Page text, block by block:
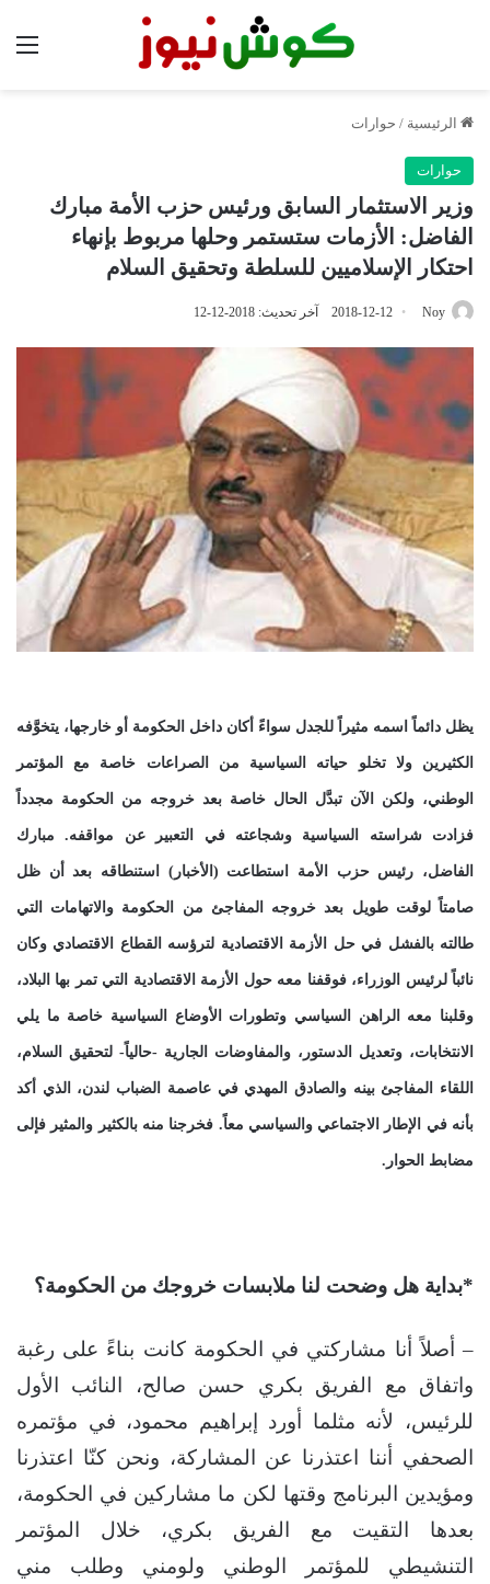
الرئيسية / حوارات
حوارات
وزير الاستثمار السابق ورئيس حزب الأمة مبارك
الفاضل: الأزمات ستستمر وحلها مربوط بإنهاء
احتكار الإسلاميين للسلطة وتحقيق السلام
Noy
2018-12-12 آخر تحديث: 2018-12-12
يظل دائماً اسمه مثيراً للجدل سواءً أكان داخل الحكومة أو خارجها، يتخوَّفه
الكثيرين ولا تخلو حياته السياسية من الصراعات خاصة مع المؤتمر
الوطني، ولكن الآن تبدَّل الحال خاصة بعد خروجه من الحكومة مجدداً
فزادت شراسته السياسية وشجاعته في التعبير عن مواقفه. مبارك
الفاضل، رئيس حزب الأمة استطاعت (الأخبار) استنطاقه بعد أن ظل
صامتاً لوقت طويل بعد خروجه المفاجئ من الحكومة والاتهامات التي
طالته بالفشل في حل الأزمة الاقتصادية لترؤسه القطاع الاقتصادي وكان
نائباً لرئيس الوزراء، فوقفنا معه حول الأزمة الاقتصادية التي تمر بها البلاد،
وقلبنا معه الراهن السياسي وتطورات الأوضاع السياسية خاصة ما يلي
الانتخابات، وتعديل الدستور، والمفاوضات الجارية -حالياً- لتحقيق السلام،
اللقاء المفاجئ بينه والصادق المهدي في عاصمة الضباب لندن، الذي أكد
بأنه في الإطار الاجتماعي والسياسي معاً. فخرجنا منه بالكثير والمثير فإلى
مضابط الحوار.
*بداية هل وضحت لنا ملابسات خروجك من الحكومة؟
– أصلاً أنا مشاركتي في الحكومة كانت بناءً على رغبة
واتفاق مع الفريق بكري حسن صالح، النائب الأول
للرئيس، لأنه مثلما أورد إبراهيم محمود، في مؤتمره
الصحفي أننا اعتذرنا عن المشاركة، ونحن كنّا اعتذرنا
ومؤيدين البرنامج وقتها لكن ما مشاركين في الحكومة،
بعدها التقيت مع الفريق بكري، خلال المؤتمر
التنشيطي للمؤتمر الوطني ولومني وطلب مني